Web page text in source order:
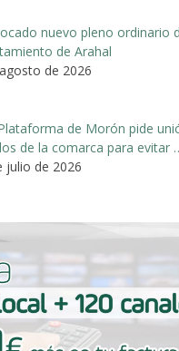
nuevo pleno ordinario
de Arahal
de 2026
de Morón pide
de la comarca para evitar
julio de 2026